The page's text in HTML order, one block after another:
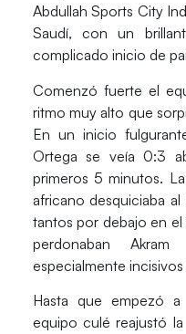
Abdullah Sports City
Saudí, con un
complicado inicio de
Comenzó fuerte el
ritmo muy alto que
En un inicio
Ortega se veía 0:3
primeros 5 minutos.
africano desquiciaba
tantos por debajo en
perdonabanAkram
especialmente
Hasta que empezó
equipo culé reajustó